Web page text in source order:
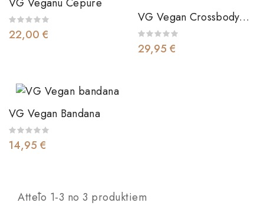
22,00 €
VG Vegan Crossbody
Soma
29,95 €
VG Vegan Bandana
14,95 €
Attēlo 1-3 no 3 produktiem